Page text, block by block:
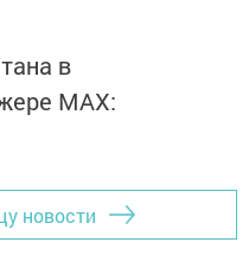
в
MАХ:
новости